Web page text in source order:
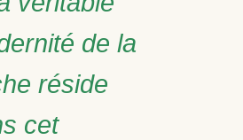
de la
réside
cet